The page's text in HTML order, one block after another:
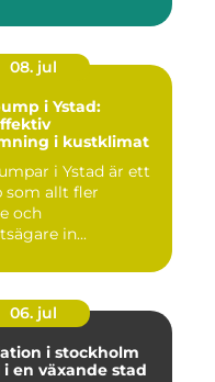
08. jul
i Ystad:
i kustklimat
i Ystad är ett
som allt fler
och
in...
06. jul
i stockholm
en växande stad